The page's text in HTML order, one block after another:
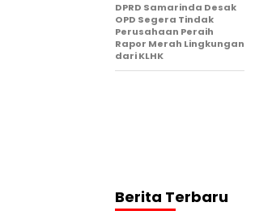
DPRD Samarinda Desak
OPD Segera Tindak
Perusahaan Peraih
Rapor Merah Lingkungan
dari KLHK
Berita Terbaru